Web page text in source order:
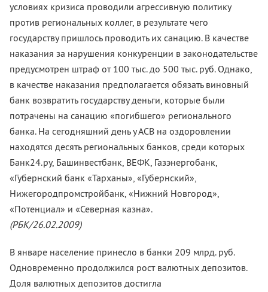
условиях кризиса проводили агрессивную политику
против региональных коллег, в результате чего
государству пришлось проводить их санацию. В качестве
наказания за нарушения конкуренции в законодательстве
предусмотрен штраф от 100 тыс. до 500 тыс. руб. Однако,
в качестве наказания предполагается обязать виновный
банк возвратить государству деньги, которые были
потрачены на санацию «погибшего» регионального
банка. На сегодняшний день у АСВ на оздоровлении
находятся десять региональных банков, среди которых
Банк24.ру, Башинвестбанк, ВЕФК, Газэнергобанк,
«Губернский банк «Тарханы», «Губернский»,
Нижегородпромстройбанк, «Нижний Новгород»,
«Потенциал» и «Северная казна».
(РБК/26.02.2009)
В январе население принесло в банки 209 млрд. руб.
Одновременно продолжился рост валютных депозитов.
Доля валютных депозитов достигла